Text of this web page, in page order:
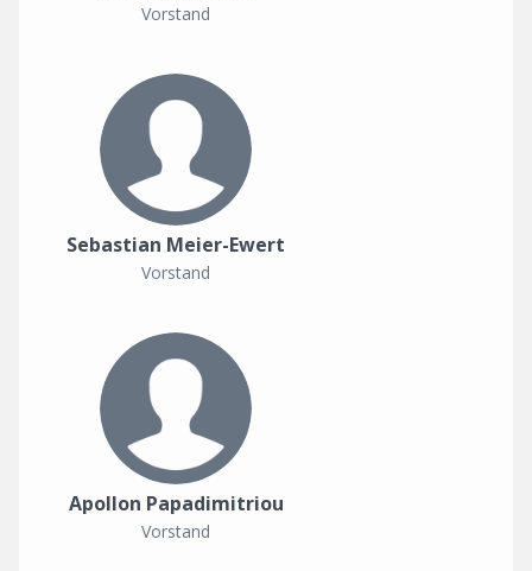
Vorstand
Sebastian Meier-Ewert
Vorstand
Apollon Papadimitriou
Vorstand